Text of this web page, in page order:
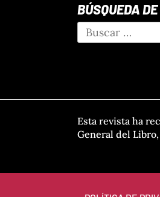
BÚSQUEDA
Esta revista ha
General del